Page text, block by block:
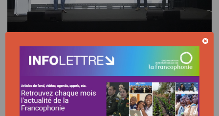
ACTUALITÉ | 06/07/2026
D'un continent à l'autre, la longue vie d'un
roman primé